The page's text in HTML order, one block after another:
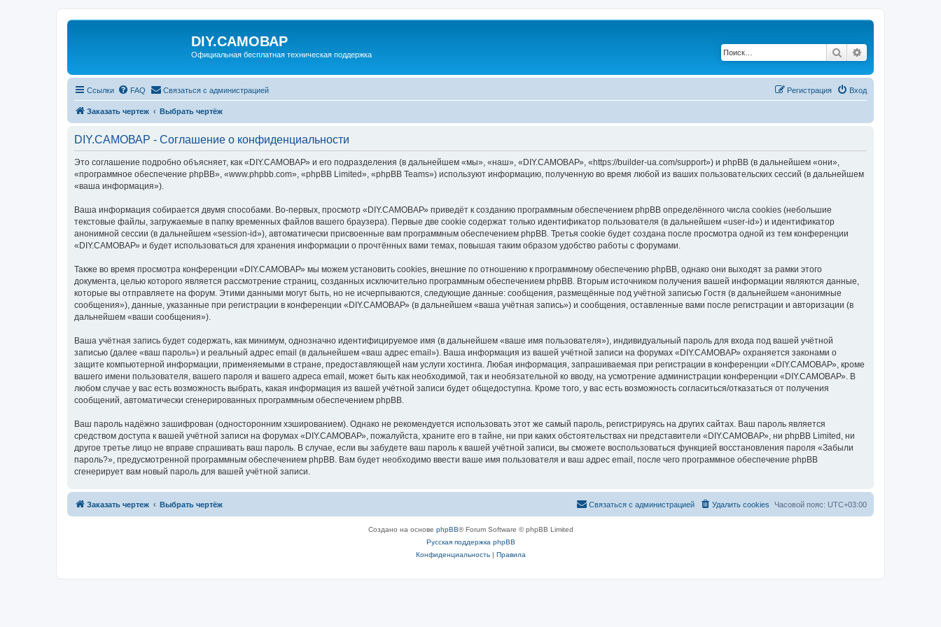
DIY.САМОВАР
Официальная бесплатная техническая поддержка Поиск
Ссылки FAQ Связаться с администрацией Вход
Регистрация
Заказать чертеж Выбрать чертёж
DIY.САМОВАР - Соглашение о конфиденциальности
Это соглашение подробно объясняет, как «DIY.САМОВАР» и его подразделения (в дальнейшем «мы», «наш», «DIY.САМОВАР», «https://builder-ua.com/support») и phpBB (в дальнейшем «они»,
«программное обеспечение phpBB», «www.phpbb.com», «phpBB Limited», «phpBB Teams») используют информацию, полученную во время любой из ваших пользовательских сессий (в дальнейшем
«ваша информация»).
Ваша информация собирается двумя способами. Во-первых, просмотр «DIY.САМОВАР» приведёт к созданию программным обеспечением phpBB определённого числа cookies (небольшие
текстовые файлы, загружаемые в папку временных файлов вашего браузера). Первые две cookie содержат только идентификатор пользователя (в дальнейшем «user-id») и идентификатор
анонимной сессии (в дальнейшем «session-id»), автоматически присвоенные вам программным обеспечением phpBB. Третья cookie будет создана после просмотра одной из тем конференции
«DIY.САМОВАР» и будет использоваться для хранения информации о прочтённых вами темах, повышая таким образом удобство работы с форумами.
Также во время просмотра конференции «DIY.САМОВАР» мы можем установить cookies, внешние по отношению к программному обеспечению phpBB, однако они выходят за рамки этого
документа, целью которого является рассмотрение страниц, созданных исключительно программным обеспечением phpBB. Вторым источником получения вашей информации являются данные,
которые вы отправляете на форум. Этими данными могут быть, но не исчерпываются, следующие данные: сообщения, размещённые под учётной записью Гостя (в дальнейшем «анонимные
сообщения»), данные, указанные при регистрации в конференции «DIY.САМОВАР» (в дальнейшем «ваша учётная запись») и сообщения, оставленные вами после регистрации и авторизации (в
дальнейшем «ваши сообщения»).
Ваша учётная запись будет содержать, как минимум, однозначно идентифицируемое имя (в дальнейшем «ваше имя пользователя»), индивидуальный пароль для входа под вашей учётной
записью (далее «ваш пароль») и реальный адрес email (в дальнейшем «ваш адрес email»). Ваша информация из вашей учётной записи на форумах «DIY.САМОВАР» охраняется законами о
защите компьютерной информации, применяемыми в стране, предоставляющей нам услуги хостинга. Любая информация, запрашиваемая при регистрации в конференции «DIY.САМОВАР», кроме
вашего имени пользователя, вашего пароля и вашего адреса email, может быть как необходимой, так и необязательной ко вводу, на усмотрение администрации конференции «DIY.САМОВАР». В
любом случае у вас есть возможность выбрать, какая информация из вашей учётной записи будет общедоступна. Кроме того, у вас есть возможность согласиться/отказаться от получения
сообщений, автоматически сгенерированных программным обеспечением phpBB.
Ваш пароль надёжно зашифрован (односторонним хэшированием). Однако не рекомендуется использовать этот же самый пароль, регистрируясь на других сайтах. Ваш пароль является
средством доступа к вашей учётной записи на форумах «DIY.САМОВАР», пожалуйста, храните его в тайне, ни при каких обстоятельствах ни представители «DIY.САМОВАР», ни phpBB Limited, ни
другое третье лицо не вправе спрашивать ваш пароль. В случае, если вы забудете ваш пароль к вашей учётной записи, вы сможете воспользоваться функцией восстановления пароля «Забыли
пароль?», предусмотренной программным обеспечением phpBB. Вам будет необходимо ввести ваше имя пользователя и ваш адрес email, после чего программное обеспечение phpBB
сгенерирует вам новый пароль для вашей учётной записи.
Заказать чертеж Выбрать чертёж Часовой пояс: UTC+03:00
Удалить cookies
Связаться с администрацией
Создано на основе phpBB® Forum Software © phpBB Limited
Русская поддержка phpBB
Конфиденциальность| Правила